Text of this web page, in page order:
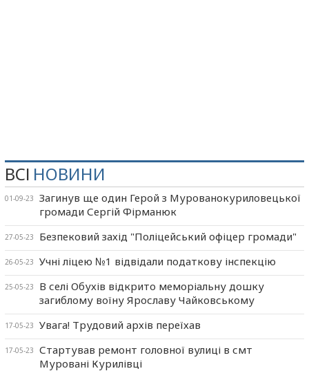
ВСІ НОВИНИ
01-09-23
Загинув ще один Герой з Мурованокуриловецької
громади Сергій Фірманюк
27-05-23 Безпековий захід "Поліцейський офіцер громади"
26-05-23 Учні ліцею №1 відвідали податкову інспекцію
25-05-23
В селі Обухів відкрито меморіальну дошку
загиблому воїну Ярославу Чайковському
17-05-23 Увага! Трудовий архів переїхав
17-05-23
Стартував ремонт головної вулиці в смт
Муровані Курилівці